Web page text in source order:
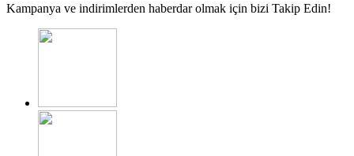
Kampanya ve indirimlerden haberdar olmak için bizi Takip Edin!